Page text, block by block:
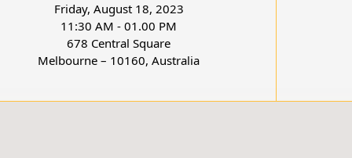
Friday, August 18, 2023
11:30 AM - 01.00 PM
678 Central Square
Melbourne – 10160, Australia